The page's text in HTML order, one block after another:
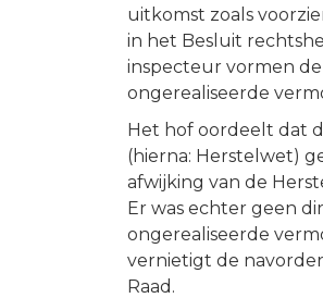
uitkomst zoals
in het Besluit
inspecteur vormen
ongerealiseerde
Het hof oordeelt dat
(hierna: Herstelwet)
afwijking van de
Er was echter geen
ongerealiseerde
vernietigt de
Raad.